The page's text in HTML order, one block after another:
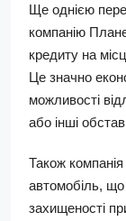
Ще однією
компанію
кредиту на
Це значно
можливості
або інші
Також
автомобіль, що
захищеності